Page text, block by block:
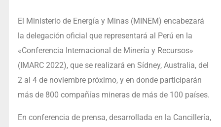
El Ministerio de Energía y Minas (MINEM) encabezará
la delegación oficial que representará al Perú en la
«Conferencia Internacional de Minería y Recursos»
(IMARC 2022), que se realizará en Sídney, Australia, del
2 al 4 de noviembre próximo, y en donde participarán
más de 800 compañías mineras de más de 100 países.
En conferencia de prensa, desarrollada en la Cancillería,